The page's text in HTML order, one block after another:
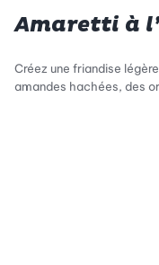
Amaretti à
Créez une friandise
amandes hachées, des